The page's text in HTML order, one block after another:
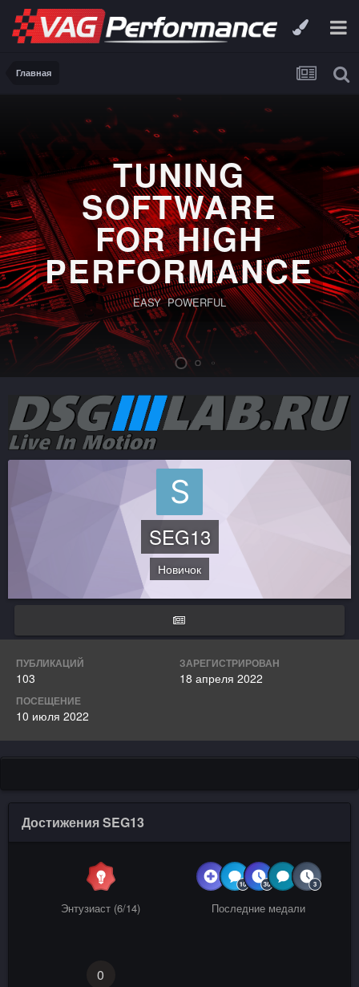
Главная
TUNING
SOFTWARE
FOR HIGH
PERFORMANCE
EASY POWERFUL
SEG13
Новичок
ПУБЛИКАЦИЙ
103
ЗАРЕГИСТРИРОВАН
18 апреля 2022
ПОСЕЩЕНИЕ
10 июля 2022
Достижения SEG13
Энтузиаст (6/14) Последние медали
0